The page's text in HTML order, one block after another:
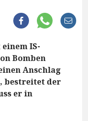
IS-
Bomben
Anschlag
bestreitet der
er in